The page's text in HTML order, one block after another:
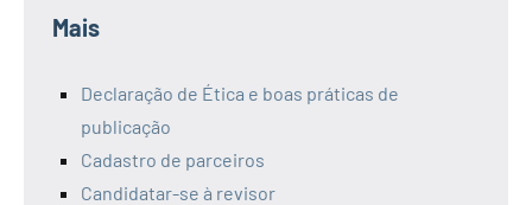
Mais
Declaração de Ética e boas práticas de
publicação
Cadastro de parceiros
Candidatar-se à revisor